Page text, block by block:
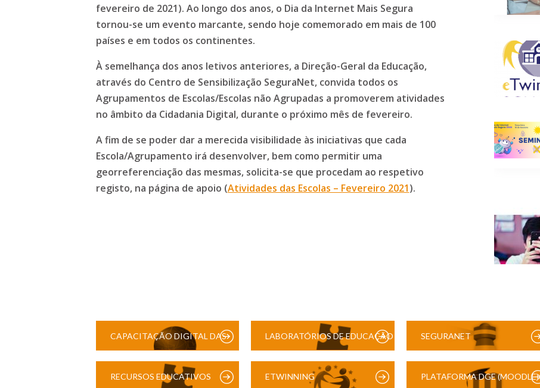
fevereiro de 2021). Ao longo dos anos, o Dia da Internet Mais Segura
tornou-se um evento marcante, sendo hoje comemorado em mais de 100
países e em todos os continentes.
À semelhança dos anos letivos anteriores, a Direção-Geral da Educação,
através do Centro de Sensibilização SeguraNet, convida todos os
Agrupamentos de Escolas/Escolas não Agrupadas a promoverem atividades
no âmbito da Cidadania Digital, durante o próximo mês de fevereiro.
A fim de se poder dar a merecida visibilidade às iniciativas que cada
Escola/Agrupamento irá desenvolver, bem como permitir uma
georreferenciação das mesmas, solicita-se que procedam ao respetivo
registo, na página de apoio (Atividades das Escolas – Fevereiro 2021).
CAPACITAÇÃO DIGITAL DAS LABORATÓRIOS DE EDUCAÇÃO SEGURANET
RECURSOS EDUCATIVOS ETWINNING PLATAFORMA DGE (MOODLE)